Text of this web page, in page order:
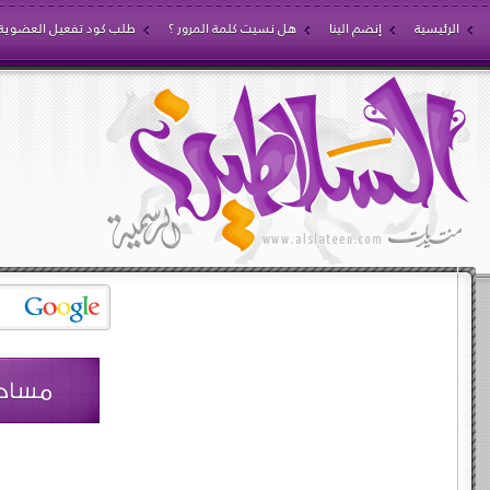
الرئيسية إنضم الينا هل نسيت كلمة المرور ؟ طلب كود تفعيل